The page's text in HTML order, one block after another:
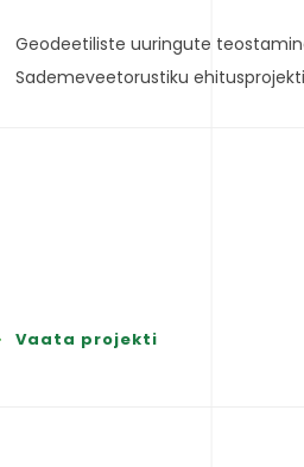
Geodeetiliste uuringute
Sademeveetorustiku
Vaata projekti